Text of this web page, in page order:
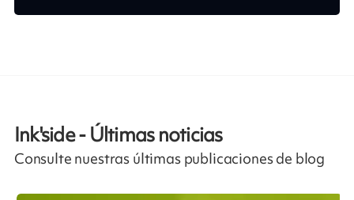
Ink'side - Últimas noticias
Consulte nuestras últimas publicaciones de blog